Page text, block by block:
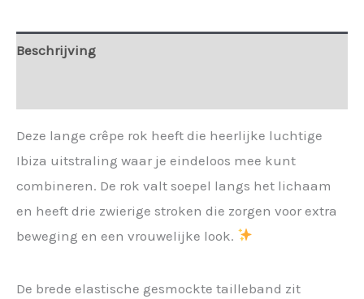
Beschrijving
Deze lange crêpe rok heeft die heerlijke luchtige
Ibiza uitstraling waar je eindeloos mee kunt
combineren. De rok valt soepel langs het lichaam
en heeft drie zwierige stroken die zorgen voor extra
beweging en een vrouwelijke look.
De brede elastische gesmockte tailleband zit